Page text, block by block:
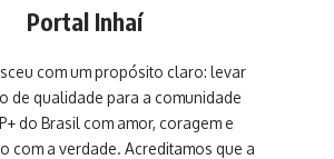
Portal Inhaí
com um propósito claro: levar
de qualidade para a comunidade
do Brasil com amor, coragem e
com a verdade. Acreditamos que a